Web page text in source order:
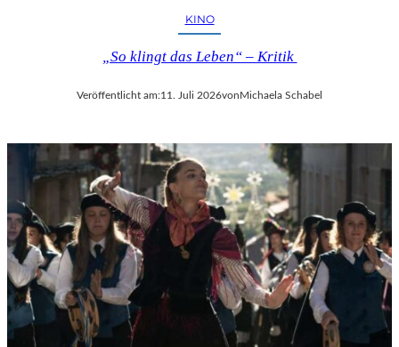
KINO
„So klingt das Leben“ – Kritik
Veröffentlicht am:11. Juli 2026vonMichaela Schabel